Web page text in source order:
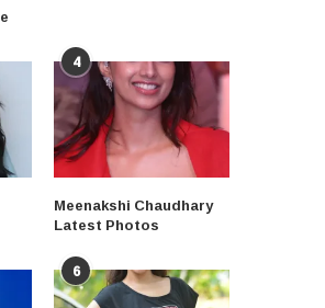
4
Meenakshi Chaudhary
Latest Photos
6